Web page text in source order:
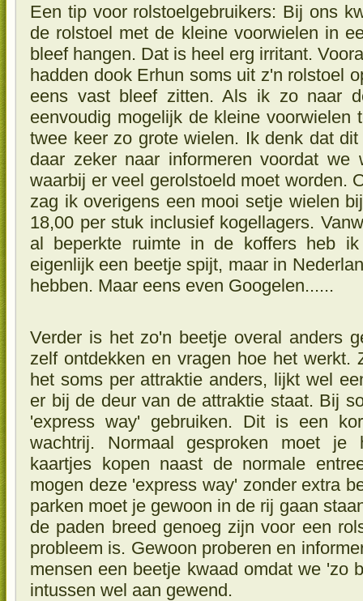
Een tip voor rolstoelgebruikers: Bij ons
de rolstoel met de kleine voorwielen in
bleef hangen. Dat is heel erg irritant.
hadden dook Erhun soms uit z'n rolstoel
eens vast bleef zitten. Als ik zo naar
eenvoudig mogelijk de kleine voorwielen
twee keer zo grote wielen. Ik denk dat
daar zeker naar informeren voordat we
waarbij er veel gerolstoeld moet worden.
zag ik overigens een mooi setje wielen
18,00 per stuk inclusief kogellagers.
al beperkte ruimte in de koffers heb
eigenlijk een beetje spijt, maar in
hebben. Maar eens even Googelen......
Verder is het zo'n beetje overal anders
zelf ontdekken en vragen hoe het werkt.
het soms per attraktie anders, lijkt wel
er bij de deur van de attraktie staat. Bij
'express way' gebruiken. Dit is een
wachtrij. Normaal gesproken moet je
kaartjes kopen naast de normale
mogen deze 'express way' zonder extra
parken moet je gewoon in de rij gaan
de paden breed genoeg zijn voor een
probleem is. Gewoon proberen en
mensen een beetje kwaad omdat we 'zo
intussen wel aan gewend.